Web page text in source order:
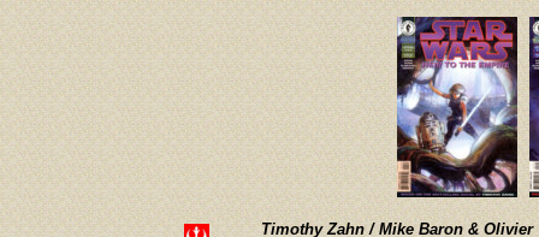
Timothy Zahn / Mike Baron & Olivier